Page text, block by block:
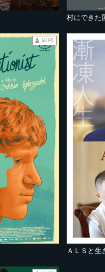
村にできた
¥495
ＡＬＳと生